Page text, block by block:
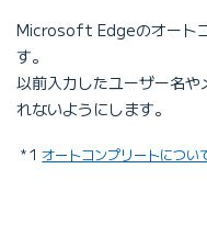
Microsoft Edgeのオート
す。
以前入力したユーザー名
れないようにします。
1オートコンプリートについ